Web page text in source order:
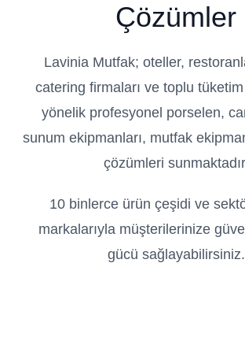
Çözümler
Lavinia Mutfak; oteller,
catering firmaları ve toplu
yönelik profesyonel porselen,
sunum ekipmanları, mutfak
çözümleri
10 binlerce ürün çeşidi ve
markalarıyla müşterilerinize
gücü sağlayabilirsiniz.